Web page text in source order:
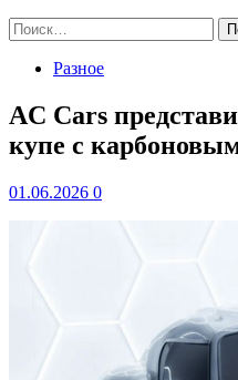
Найти:
Разное
AC Cars
купе с
01.06.2026 0